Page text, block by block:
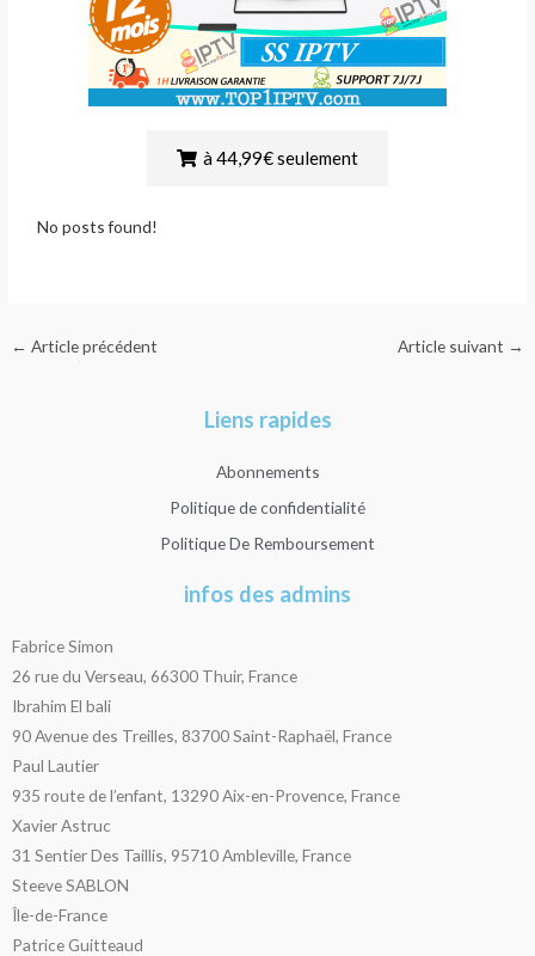
à 44,99€ seulement
No posts found!
← Article précédent Article suivant →
Liens rapides
Abonnements
Politique de confidentialité
Politique De Remboursement
infos des admins
Fabrice Simon
26 rue du Verseau, 66300 Thuir, France
Ibrahim El bali
90 Avenue des Treilles, 83700 Saint-Raphaël, France
Paul Lautier
935 route de l’enfant, 13290 Aix-en-Provence, France
Xavier Astruc
31 Sentier Des Taillis, 95710 Ambleville, France
Steeve SABLON
Île-de-France
Patrice Guitteaud